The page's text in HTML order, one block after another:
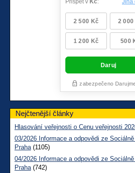
Nejčtenější články
Hlasování veřejnosti o Cenu veřejnosti
03/2026 Informace a odpovědi ze
Praha(1105)
04/2026 Informace a odpovědi ze
Praha(742)